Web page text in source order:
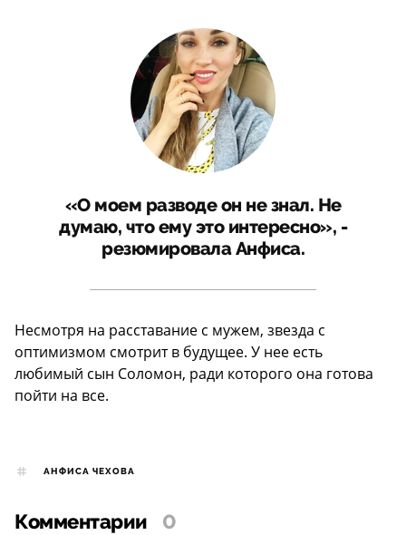
«О моем разводе он не знал. Не
думаю, что ему это интересно», -
резюмировала Анфиса.
Несмотря на расставание с мужем, звезда с
оптимизмом смотрит в будущее. У нее есть
любимый сын Соломон, ради которого она готова
пойти на все.
АНФИСА ЧЕХОВА
Комментарии 0